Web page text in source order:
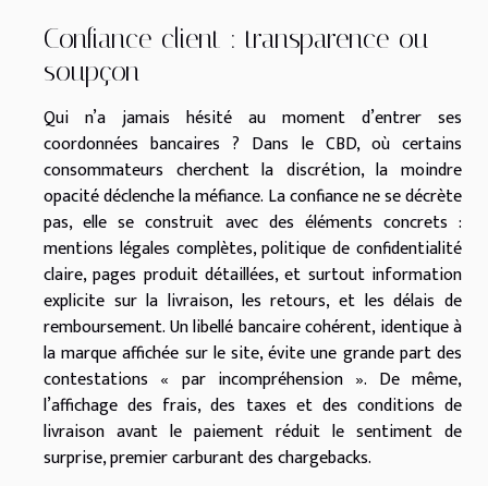
Confiance client : transparence ou
soupçon
Qui n’a jamais hésité au moment d’entrer ses
coordonnées bancaires ? Dans le CBD, où certains
consommateurs cherchent la discrétion, la moindre
opacité déclenche la méfiance. La confiance ne se décrète
pas, elle se construit avec des éléments concrets :
mentions légales complètes, politique de confidentialité
claire, pages produit détaillées, et surtout information
explicite sur la livraison, les retours, et les délais de
remboursement. Un libellé bancaire cohérent, identique à
la marque affichée sur le site, évite une grande part des
contestations « par incompréhension ». De même,
l’affichage des frais, des taxes et des conditions de
livraison avant le paiement réduit le sentiment de
surprise, premier carburant des chargebacks.